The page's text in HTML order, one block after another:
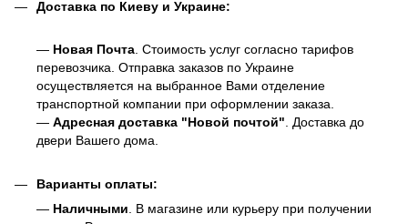
Доставка по Киеву и Украине:
— Новая Почта . Стоимость услуг согласно тарифов
перевозчика. Отправка заказов по Украине
осуществляется на выбранное Вами отделение
транспортной компании при оформлении заказа.
— Адресная доставка "Новой почтой" . Доставка до
двери Вашего дома.
Варианты оплаты:
— Наличными . В магазине или курьеру при получении